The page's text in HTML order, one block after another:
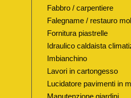
Fabbro / carpentiere
Falegname / restauro
Fornitura piastrelle
Idraulico caldaista
Imbianchino
Lavori in cartongesso
Lucidatore pavimenti in
Manutenzione giardini